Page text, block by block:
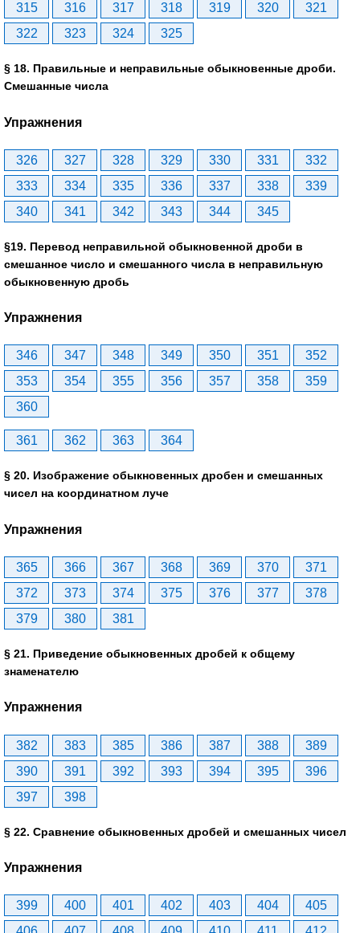
315
316 317 318 319 320
321
322
323 324 325
§ 18. Правильные и неправильные обыкновенные дроби.
Смешанные числа
Упражнения
326 327 328 329 330 331
332
333
334 335 336 337 338
339
340
341 342 343 344 345
§19. Перевод неправильной обыкновенной дроби в
смешанное число и смешанного числа в неправильную
обыкновенную дробь
Упражнения
346 347 348 349 350 351
352
353
354 355 356 357 358
359
360
361 362 363 364
§ 20. Изображение обыкновенных дробен и смешанных
чисел на координатном луче
Упражнения
365 366 367 368 369 370
371
372
373 374 375 376 377
378
379
380 381
§ 21. Приведение обыкновенных дробей к общему
знаменателю
Упражнения
382 383 385 386 387 388
389
390
391 392 393 394 395
396
397
398
§ 22. Сравнение обыкновенных дробей и смешанных чисел
Упражнения
399 400 401 402 403 404
405